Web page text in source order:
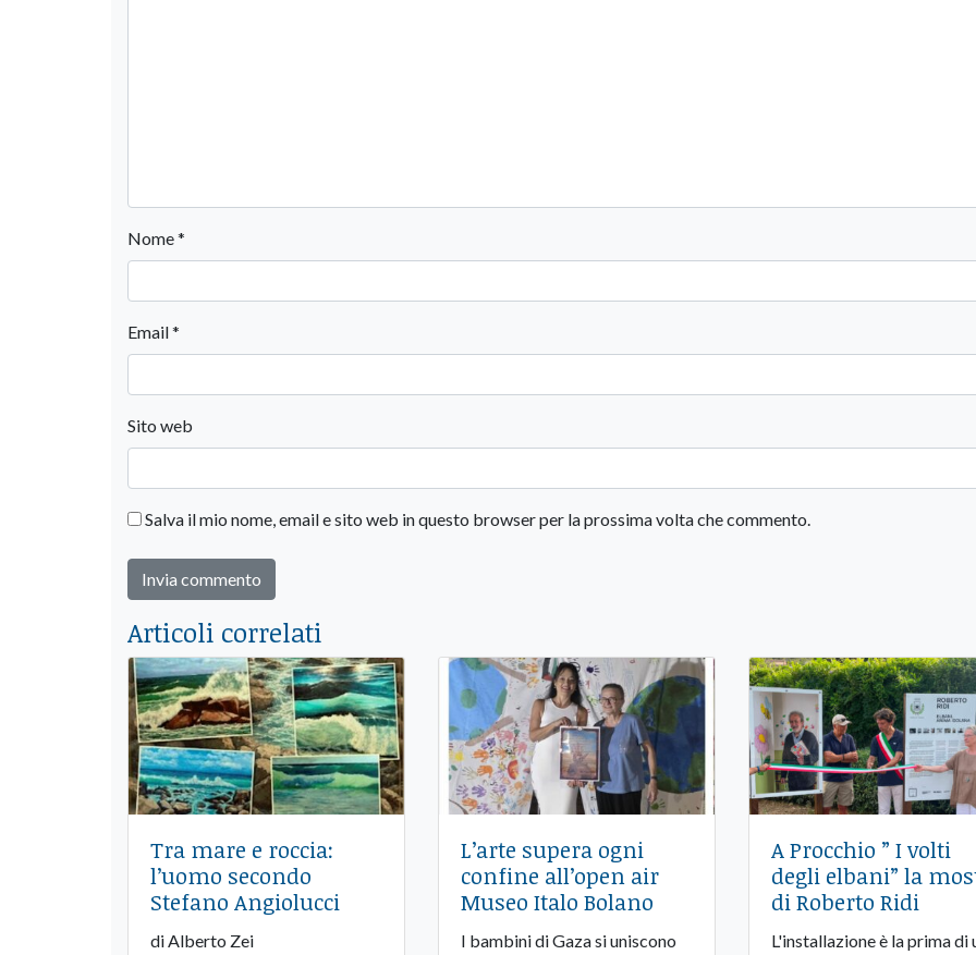
Nome*
Email*
Sito web
Salva il mio nome, email e sito web in questo browser per la prossima volta che commento.
Articoli correlati
Tra mare e roccia:
l’uomo secondo
Stefano Angiolucci
di Alberto Zei
​L’arte supera ogni
confine all’open air
Museo Italo Bolano
I bambini di Gaza si uniscono
A Procchio ” I volti
degli elbani” la
di Roberto Ridi
L'installazione è la prima di